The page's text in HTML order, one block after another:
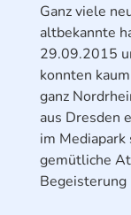
Ganz viele
altbekannte
29.09.2015
konnten
ganz
aus Dresden
im
gemütliche
Begeisterung